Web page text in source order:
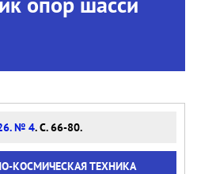
№ 4. С. 66-80.
КОСМИЧЕСКАЯ ТЕХНИКА